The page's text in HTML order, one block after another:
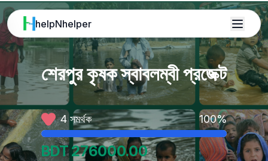
helpNhelper
শেরপুর কৃষক স্বাবলম্বী প্রজেক্ট
4 সমর্থক 100%
BDT276000.00